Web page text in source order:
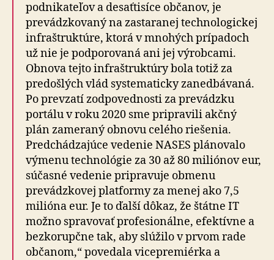
podnikateľov a desaťtisíce občanov, je
prevádzkovaný na zastaranej technologickej
infraštruktúre, ktorá v mnohých prípadoch
už nie je podporovaná ani jej výrobcami.
Obnova tejto infraštruktúry bola totiž za
predošlých vlád systematicky zanedbávaná.
Po prevzatí zodpovednosti za prevádzku
portálu v roku 2020 sme pripravili akčný
plán zameraný obnovu celého riešenia.
Predchádzajúce vedenie NASES plánovalo
výmenu technológie za 30 až 80 miliónov eur,
súčasné vedenie pripravuje obmenu
prevádzkovej platformy za menej ako 7,5
milióna eur. Je to ďalší dôkaz, že štátne IT
možno spravovať profesionálne, efektívne a
bezkorupčne tak, aby slúžilo v prvom rade
občanom,“ povedala vicepremiérka a